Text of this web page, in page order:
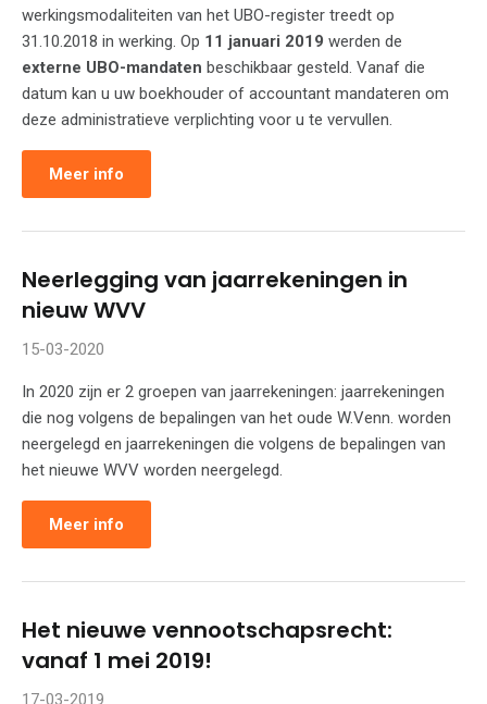
werkingsmodaliteiten van het UBO-register treedt op
31.10.2018 in werking. Op 11 januari 2019 werden de
externe UBO-mandaten beschikbaar gesteld. Vanaf die
datum kan u uw boekhouder of accountant mandateren om
deze administratieve verplichting voor u te vervullen.
Meer info
Neerlegging van jaarrekeningen in
nieuw WVV
15-03-2020
In 2020 zijn er 2 groepen van jaarrekeningen: jaarrekeningen
die nog volgens de bepalingen van het oude W.Venn. worden
neergelegd en jaarrekeningen die volgens de bepalingen van
het nieuwe WVV worden neergelegd.
Meer info
Het nieuwe vennootschapsrecht:
vanaf 1 mei 2019!
17-03-2019